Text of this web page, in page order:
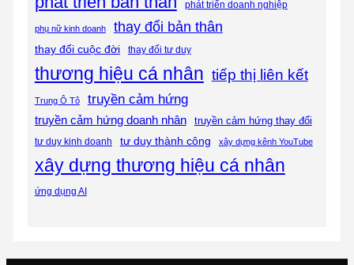
phát triển doanh nghiệp
phụ nữ kinh doanh thay đổi bản thân
thay đổi cuộc đời thay đổi tư duy
thương hiệu cá nhân tiếp thị liên kết
Trung Ô Tô truyền cảm hứng
truyền cảm hứng doanh nhân truyền cảm hứng thay đổi
tư duy kinh doanh tư duy thành công xây dựng kênh YouTube
xây dựng thương hiệu cá nhân
ứng dụng AI